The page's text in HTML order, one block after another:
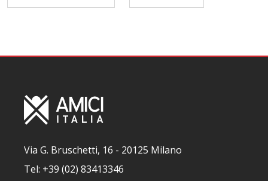
Via G. Bruschetti, 16 - 20125 Milano
Tel: +39 (02) 83413346